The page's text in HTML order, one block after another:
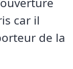
car il
de la